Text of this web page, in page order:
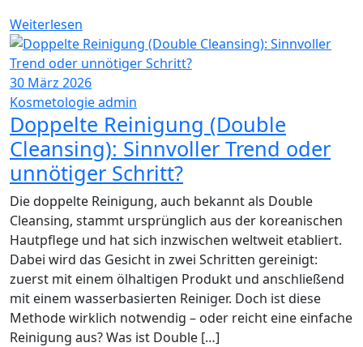
Weiterlesen
30 März 2026
Kosmetologieadmin
Doppelte Reinigung (Double
Cleansing): Sinnvoller Trend oder
unnötiger Schritt?
Die doppelte Reinigung, auch bekannt als Double
Cleansing, stammt ursprünglich aus der koreanischen
Hautpflege und hat sich inzwischen weltweit etabliert.
Dabei wird das Gesicht in zwei Schritten gereinigt:
zuerst mit einem ölhaltigen Produkt und anschließend
mit einem wasserbasierten Reiniger. Doch ist diese
Methode wirklich notwendig – oder reicht eine einfache
Reinigung aus? Was ist Double […]